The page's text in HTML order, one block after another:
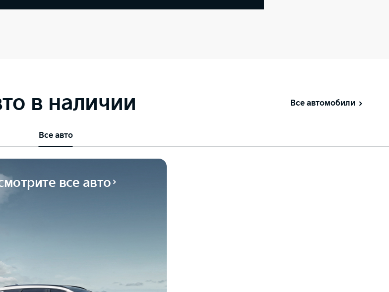
в наличии Все автомобили
Все авто
все авто